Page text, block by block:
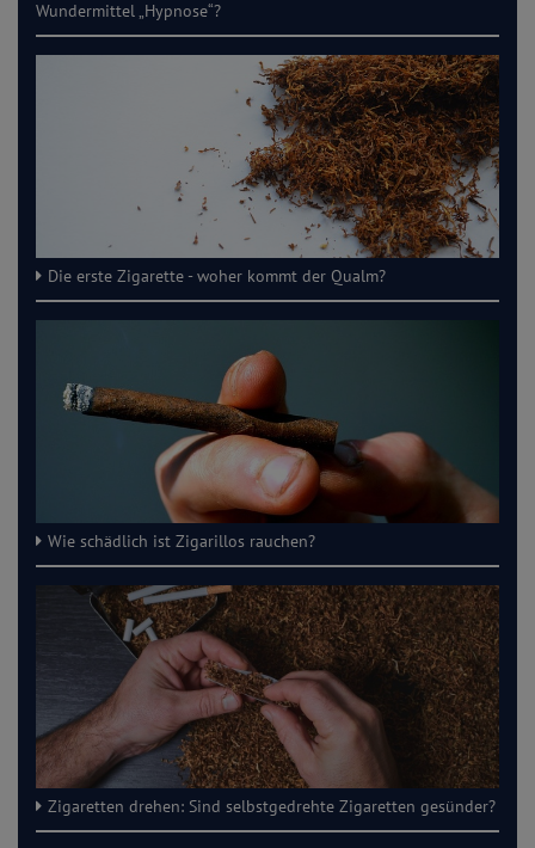
Wundermittel „Hypnose“?
Die erste Zigarette - woher kommt der Qualm?
Wie schädlich ist Zigarillos rauchen?
Zigaretten drehen: Sind selbstgedrehte Zigaretten gesünder?